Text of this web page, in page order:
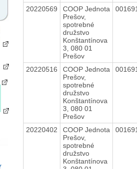
20220569
COOP Jednota
Prešov,
spotrebné
družstvo
Konštantínova
3, 080 01
Prešov
20220516
COOP Jednota
Prešov,
spotrebné
družstvo
Konštantínova
3, 080 01
Prešov
20220402
COOP Jednota
Prešov,
spotrebné
družstvo
Konštantínova